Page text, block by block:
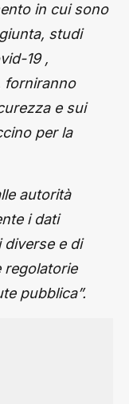
in cui sono
studi
19 ,
forniranno
e sui
per la
autorità
i dati
e di
regolatorie
pubblica”.